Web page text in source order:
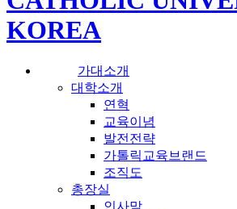
가대소개
대학소개
연혁
교육이념
발전전략
가톨릭교육브랜드
조직도
총장실
인사말